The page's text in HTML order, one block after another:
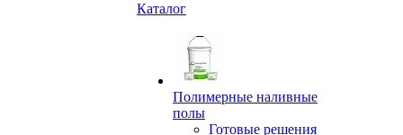
Каталог
Полимерные наливные
полы
Готовые решения